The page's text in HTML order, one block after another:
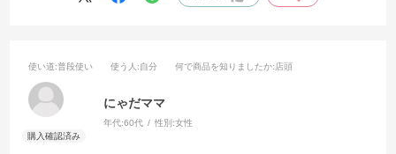
使い道:普段使い 使う人 :自分 何で商品を知りましたか:店頭
にゃだママ
年代:60代 性別:女性